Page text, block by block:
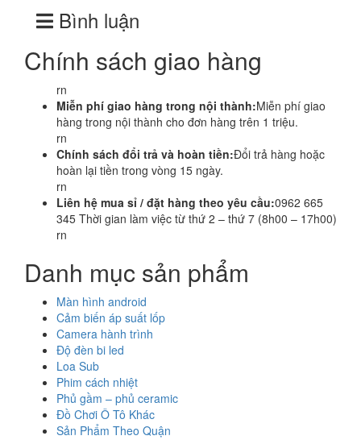
Bình luận
Chính sách giao hàng
rn
Miễn phí giao hàng trong nội thành:Miễn phí giao
hàng trong nội thành cho đơn hàng trên 1 triệu.
rn
Chính sách đổi trả và hoàn tiền:Đổi trả hàng hoặc
hoàn lại tiền trong vòng 15 ngày.
rn
Liên hệ mua sỉ / đặt hàng theo yêu cầu:0962 665
345 Thời gian làm việc từ thứ 2 – thứ 7 (8h00 – 17h00)
rn
Danh mục sản phẩm
Màn hình android
Cảm biến áp suất lốp
Camera hành trình
Độ đèn bi led
Loa Sub
Phim cách nhiệt
Phủ gầm – phủ ceramic
Đồ Chơi Ô Tô Khác
Sản Phẩm Theo Quận